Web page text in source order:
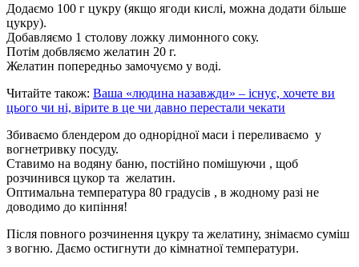
Додаємо 100 г цукру (якщо ягоди кислі, можна додати більше
цукру).
Добавляємо 1 столову ложку лимонного соку.
Потім добвляємо желатин 20 г.
Желатин попередньо замочуємо у воді.
Читайте також: Ваша «людина назавжди» – існує, хочете ви
цього чи ні, вірите в це чи давно перестали чекати
Збиваємо блендером до однорідної маси і переливаємо у
вогнетривку посуду.
Ставимо на водяну баню, постійно помішуючи , щоб
розчинився цукор та желатин.
Оптимальна температура 80 градусів , в жодному разі не
доводимо до кипіння!
Після повного розчинення цукру та желатину, знімаємо суміш
з вогню. Даємо остигнути до кімнатної температури.